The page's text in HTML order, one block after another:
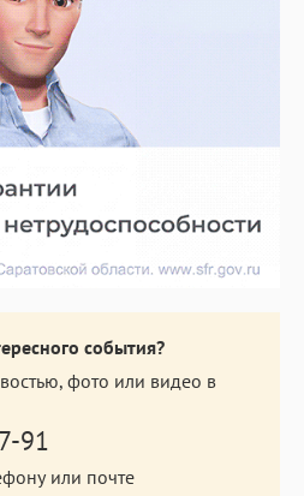
события?
фото или видео в
91
или почте